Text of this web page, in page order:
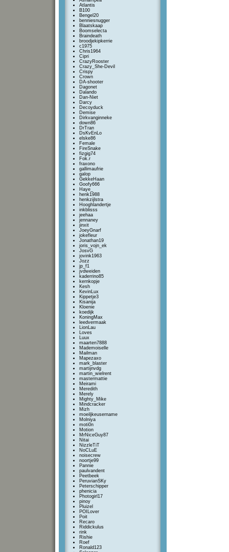
Atlantis
B100
Bengel20
benniesnugger
Blaatskaap
Boomselecta
Braindeath
broodjekipkerrie
c1975
Chris1964
Cipri
CrazyRooster
Crazy_She-Devil
Crispy
Crown
DA-shooter
Dagonet
Dalando
Dan-Niet
Darcy
Decoyduck
Demise
Dirkvanginneke
down86
DrTran
DsKvEnLo
elske86
Female
FireSnake
fizgig74
Fok.r
fraxono
gallimaufrie
galop
GekkeHaan
Goofy666
Haye_
henk1988
henkzijlstra
Hooghlandertje
inkblisss
jeehaa
jennaney
jinxit
JoeyGnarf
jokefleur
Jonathan19
joris_vojn_ek
JosvG
jovink1963
Jozz
jp_f1
jvdweiden
kaderrino85
kernkopje
Kesh
KevinLux
Kippetje3
Kisanija
Kloenie
koedijk
KoningMax
leedvermaak
LionLau
Loves
Luux
maarten7888
Mademoiselle
Mailman
Mapezaxo
mark_blaster
martijnvdg
martin_wielrent
mastermattie
Meirami
Meredith
Merely
Mighty_Mike
Mindcracker
Mizh
moeiljkeusername
Molniya
moti0n
Motion
MrNiceGuy87
Nitai
NizzleTiT
NoCLuE
noisecrew
noortje99
Pannie
paulvandent
Peetbeek
PeruvianSKy
Peterschipper
phenicia
Photogirl17
pinoy
Pluizel
POILover
Poit
Recaro
Riddickulus
rink
Rishie
Roef
Ronald123